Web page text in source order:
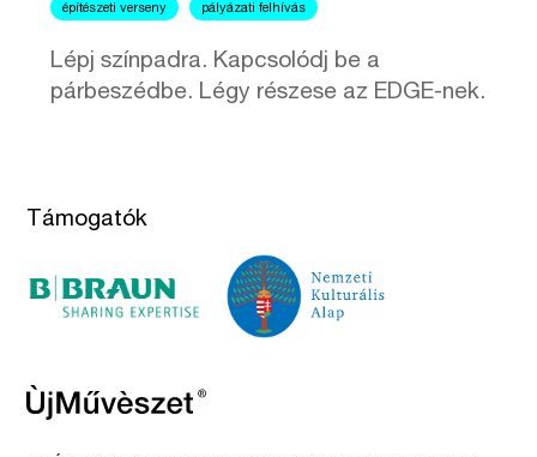
építészeti verseny pályázati felhívás
Lépj színpadra. Kapcsolódj be a
párbeszédbe. Légy részese az EDGE-nek.
Támogatók